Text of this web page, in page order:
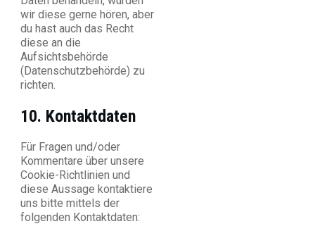
wir diese gerne hören, aber
du hast auch das Recht
diese an die
Aufsichtsbehörde
(Datenschutzbehörde) zu
richten.
10. Kontaktdaten
Für Fragen und/oder
Kommentare über unsere
Cookie-Richtlinien und
diese Aussage kontaktiere
uns bitte mittels der
folgenden Kontaktdaten: